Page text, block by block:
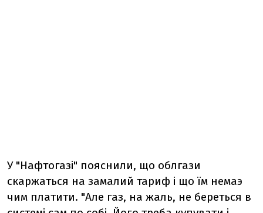
У "Нафтогазі" пояснили, що облгази
скаржаться на замалий тариф і що їм немаэ
чим платити. "Але газ, на жаль, не береться в